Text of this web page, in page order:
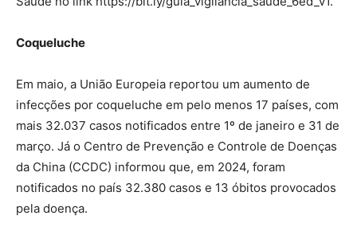
Coqueluche
Em maio, a União Europeia reportou um aumento de
infecções por coqueluche em pelo menos 17 países, com
mais 32.037 casos notificados entre 1º de janeiro e 31 de
março. Já o Centro de Prevenção e Controle de Doenças
da China (CCDC) informou que, em 2024, foram
notificados no país 32.380 casos e 13 óbitos provocados
pela doença.